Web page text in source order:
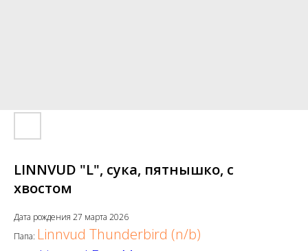
LINNVUD "L", сука, пятнышко, с
хвостом
Дата рождения 27 марта 2026
Папа: Linnvud Thunderbird (n/b)